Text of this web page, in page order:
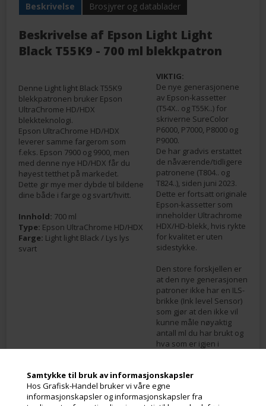
Samtykke til bruk av informasjonskapsler
Hos Grafisk-Handel bruker vi våre egne
informasjonskapsler og informasjonskapsler fra
Beskrivelse Brosjyrer og datablader
Beskrivelse af Epson Light Light
Black T55K9 - 700 ml blekkpatron
Denne Light light Black T55K9
blekkpatronen bruker Epson
UltraChrome HD/HDX
blekkteknologi.
Epson UltraChrome HD/HDX
leverer samme fargerom som
f.eks. Epson 7900 og 9900, men
med denne nye HD/HDX får du
høyest tetthet på markedet.
Dette gir mye mer dybde til bildene
dine både i farge og svart/hvitt.
Innhold: 700 ml
Type: Epson UltraChrome HD/HDX
Farge: Light light Black / Lys lys
svart
VIKTIG:
De nye generasjonene
av Epson-kassetter
(T54X.. og T55K..) for
skriverne SureColor
P6000, P7000, P8000 og
P9000.
De har gradvis erstattet
de nåværende/tidligere
patronene (T804.. og
T824..), siden juni 2023.
Dette er fortsatt originale
Epson-kassetter som
inneholder Ultrachrome
HDX/HD-blekk, hvis rykte
for kvalitet er uten
sidestykke.
Den store forskjellen er
at den nye generasjonen
patroner ikke har en ILS-
brikke (Ink level Sensor)
som gjør at den ikke vil
kunne måle nøyaktig
antall ml du har brukt og
hva som er igjen i
estimat av hvor mye
blekk som er igjen i
patronen, basert på den